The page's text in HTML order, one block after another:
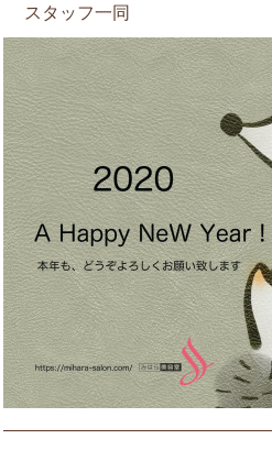
スタッフ一同